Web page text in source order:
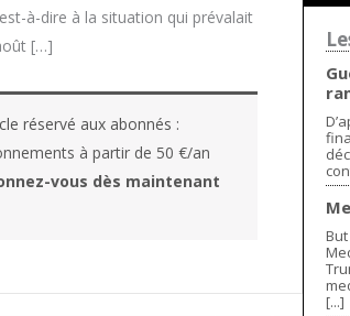
à-dire à la situation qui prévalait
[…]
réservé aux abonnés :
à partir de 50 €/an
vous dès maintenant
[...]